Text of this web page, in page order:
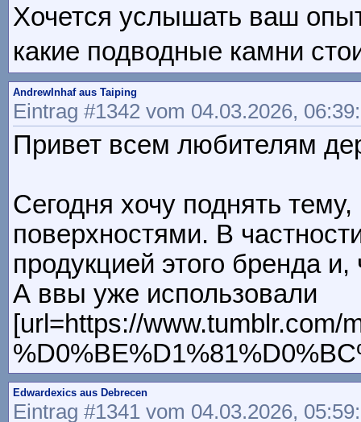
Хочется услышать ваш
какие подводные камни
AndrewInhaf aus Taiping
Eintrag #1342 vom 04.03.2026,
Привет всем любителям
Сегодня хочу поднять
поверхностями. В
продукцией этого бренда
А ввы уже использовали
[url=https://www.tumblr.com/
Edwardexics aus Debrecen
Eintrag #1341 vom 04.03.2026,